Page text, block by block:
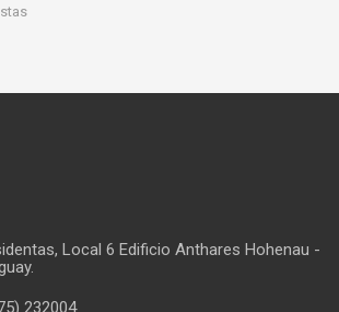
Local 6 Edificio Anthares Hohenau -
232004